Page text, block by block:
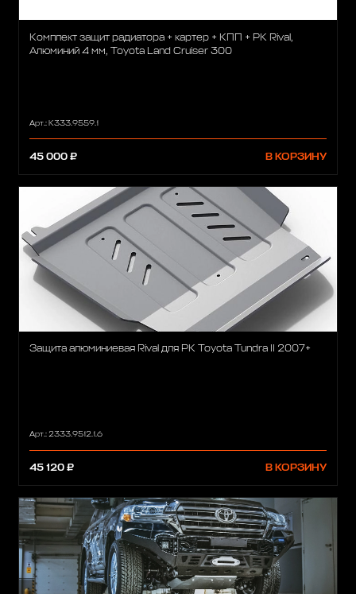
Комплект защит радиатора + картер + КПП + РК Rival,
Алюминий 4 мм, Toyota Land Cruiser 300
Арт.: K333.9559.1
45 000 ₽ В КОРЗИНУ
Защита алюминиевая Rival для РК Toyota Tundra II 2007+
Арт.: 2333.9512.1.6
45 120 ₽ В КОРЗИНУ